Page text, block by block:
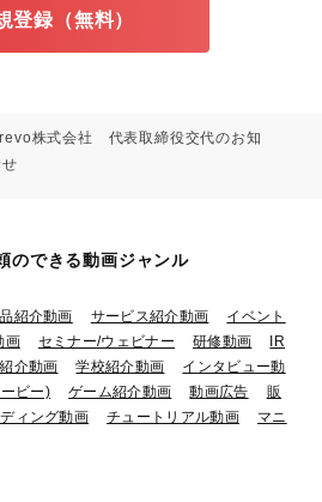
登録（無料）
株式会社 代表取締役交代のお知
せ
できる動画ジャンル
紹介動画 サービス紹介動画
イベント
画 セミナー/ウェビナー 研修動画
IR
介動画 学校紹介動画
インタビュー動
ビー) ゲーム紹介動画 動画広告
販
ィング動画 チュートリアル動画
マニ